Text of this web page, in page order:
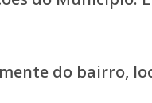
do bairro,